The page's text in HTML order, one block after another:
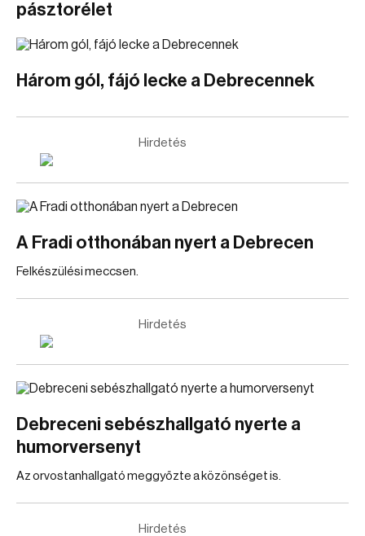
pásztorélet
Három gól, fájó lecke a Debrecennek
Hirdetés
A Fradi otthonában nyert a Debrecen
Felkészülési meccsen.
Hirdetés
Debreceni sebészhallgató nyerte a
humorversenyt
Az orvostanhallgató meggyőzte a közönséget is.
Hirdetés